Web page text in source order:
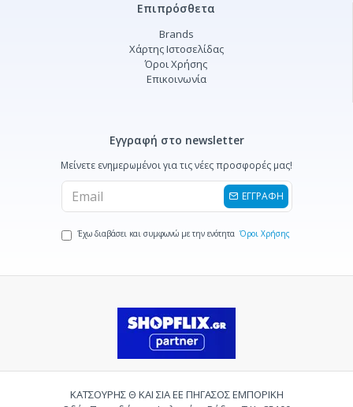
Επιπρόσθετα
Brands
Χάρτης Ιστοσελίδας
Όροι Χρήσης
Επικοινωνία
Εγγραφή στο newsletter
Μείνετε ενημερωμένοι για τις νέες προσφορές μας!
ΕΓΓΡΑΦΗ
Έχω διαβάσει και συμφωνώ με την ενότητα Όροι Χρήσης
ΚΑΤΣΟΥΡΗΣ Θ ΚΑΙ ΣΙΑ ΕΕ ΠΗΓΑΣΟΣ ΕΜΠΟΡΙΚΗ